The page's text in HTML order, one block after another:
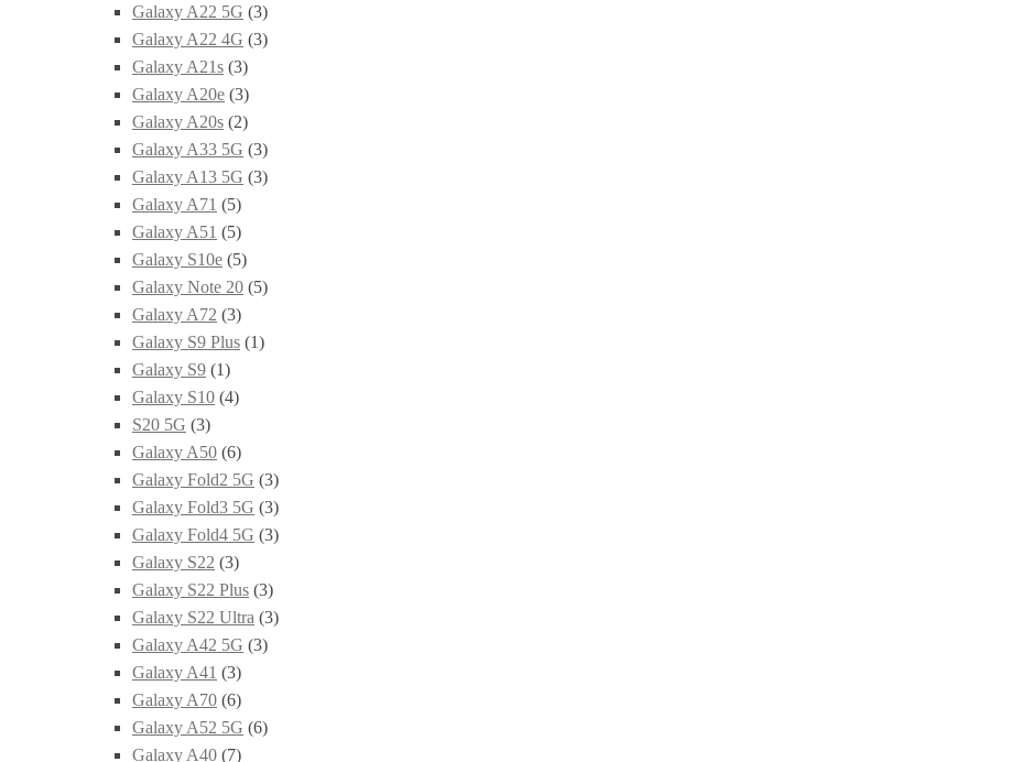
Galaxy A22 5G (3)
Galaxy A22 4G (3)
Galaxy A21s (3)
Galaxy A20e (3)
Galaxy A20s (2)
Galaxy A33 5G (3)
Galaxy A13 5G (3)
Galaxy A71 (5)
Galaxy A51 (5)
Galaxy S10e (5)
Galaxy Note 20 (5)
Galaxy A72 (3)
Galaxy S9 Plus (1)
Galaxy S9 (1)
Galaxy S10 (4)
S20 5G (3)
Galaxy A50 (6)
Galaxy Fold2 5G (3)
Galaxy Fold3 5G (3)
Galaxy Fold4 5G (3)
Galaxy S22 (3)
Galaxy S22 Plus (3)
Galaxy S22 Ultra (3)
Galaxy A42 5G (3)
Galaxy A41 (3)
Galaxy A70 (6)
Galaxy A52 5G (6)
Galaxy A40 (7)